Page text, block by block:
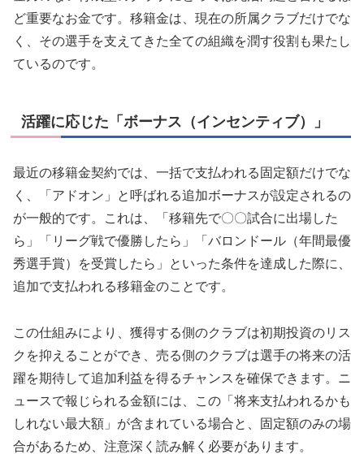
ど重要なお金です。移籍金は、現在の所属クラブだけでな
く、その選手を支えてきた全ての組織を潤す役割も果たし
ているのです。
活躍に応じた「ボーナス（インセンティブ）」
最近の移籍金契約では、一括で支払われる固定額だけでな
く、「アドオン」と呼ばれる追加ボーナスが設定されるの
が一般的です。これは、「移籍先で〇〇試合に出場した
ら」「リーグ戦で優勝したら」「バロンドール（年間最優
秀選手賞）を受賞したら」といった条件を達成した際に、
追加で支払われる移籍金のことです。
この仕組みにより、獲得する側のクラブは初期投資のリス
クを抑えることができ、売る側のクラブは選手の将来の活
躍を期待して追加利益を得るチャンスを確保できます。ニ
ュースで報じられる金額には、この「将来支払われるかも
しれない最大額」が含まれている場合と、固定額のみの場
合があるため、注意深く読み解く必要があります。